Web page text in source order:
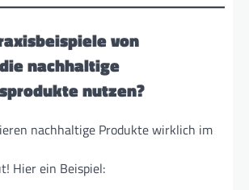
von
nachhaltige
nutzen?
nachhaltige Produkte wirklich im
Hier ein Beispiel: